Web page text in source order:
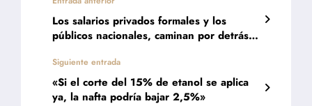
Los salarios privados formales y los
públicos nacionales, caminan por detrás
Siguiente entrada
«Si el corte del 15% de etanol se aplica
ya, la nafta podría bajar 2,5%»